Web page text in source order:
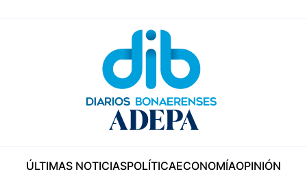
ÚLTIMAS NOTICIASPOLÍTICAECONOMÍAOPINIÓN